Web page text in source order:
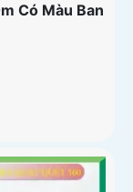
Có Màu Ban